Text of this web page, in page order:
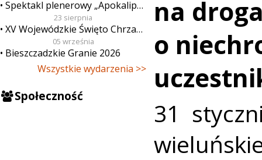
Spektakl plenerowy „Apokalipsa”
23 sierpnia
XV Wojewódzkie Święto Chrzanu
05 września
Bieszczadzkie Granie 2026
Wszystkie wydarzenia >>
Społeczność
na
o
31